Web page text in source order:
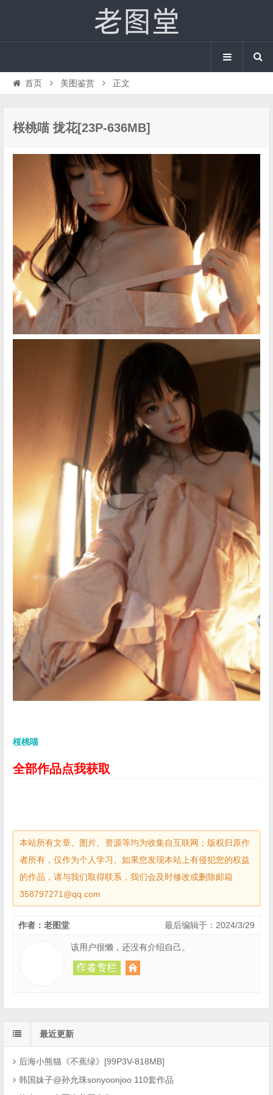
首页 美图鉴赏 正文
桜桃喵 拢花[23P-636MB]
桜桃喵
全部作品点我获取
本站所有文章、图片、资源等均为收集自互联网；版权归原作
者所有，仅作为个人学习、如果您发现本站上有侵犯您的权益
的作品，请与我们取得联系，我们会及时修改或删除邮箱
358797271@qq.com
最后编辑于：2024/3/29
作者：老图堂
该用户很懒，还没有介绍自己。
最近更新
后海小熊猫《不蕉绿》[99P3V-818MB]
韩国妹子@孙允珠sonyoonjoo 110套作品